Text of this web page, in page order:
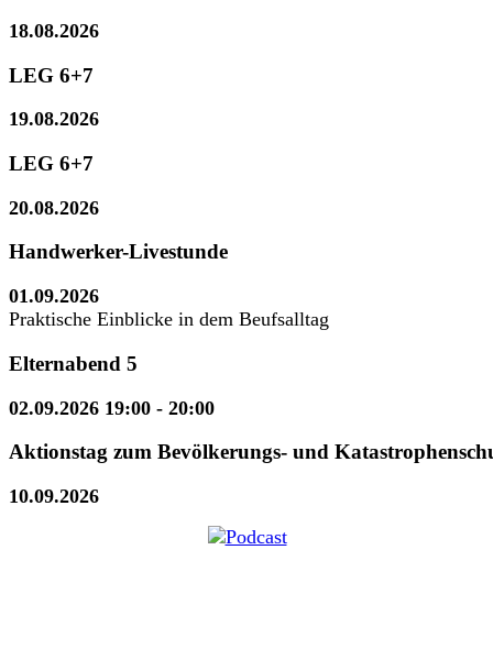
18.08.2026
LEG 6+7
19.08.2026
LEG 6+7
20.08.2026
Handwerker-Livestunde
01.09.2026
Praktische Einblicke in dem Beufsalltag
Elternabend 5
02.09.2026 19:00 - 20:00
Aktionstag zum Bevölkerungs- und
10.09.2026